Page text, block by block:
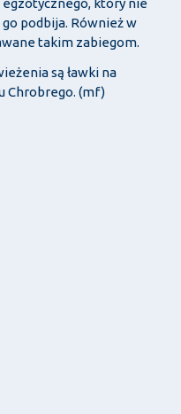
podbija. Również w
takim zabiegom.
są ławki na
Chrobrego. (mf)